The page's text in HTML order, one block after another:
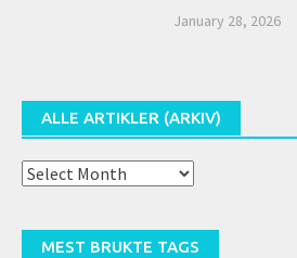
January 28, 2026
ALLE ARTIKLER (ARKIV)
Alle
(arkiv)
MEST BRUKTE TAGS